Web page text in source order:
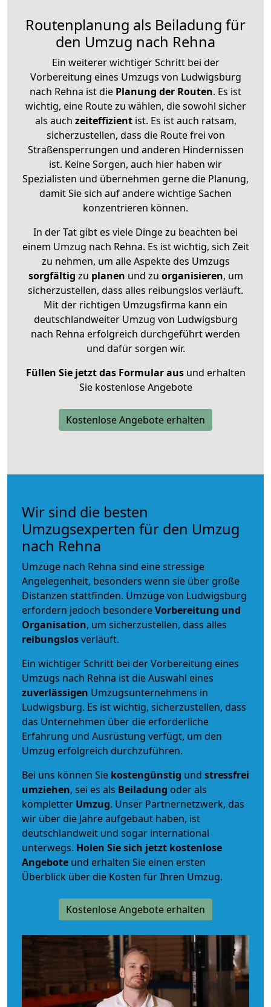
Routenplanung als Beiladung für
den Umzug nach Rehna
Ein weiterer wichtiger Schritt bei der
Vorbereitung eines Umzugs von Ludwigsburg
nach Rehna ist die Planung der Routen. Es ist
wichtig, eine Route zu wählen, die sowohl sicher
als auch zeiteffizientist. Es ist auch ratsam,
sicherzustellen, dass die Route frei von
Straßensperrungen und anderen Hindernissen
ist. Keine Sorgen, auch hier haben wir
Spezialisten und übernehmen gerne die Planung,
damit Sie sich auf andere wichtige Sachen
konzentrieren können.
In der Tat gibt es viele Dinge zu beachten bei
einem Umzug nach Rehna. Es ist wichtig, sich Zeit
zu nehmen, um alle Aspekte des Umzugs
sorgfältig zu planen und zu organisieren, um
sicherzustellen, dass alles reibungslos verläuft.
Mit der richtigen Umzugsfirma kann ein
deutschlandweiter Umzug von Ludwigsburg
nach Rehna erfolgreich durchgeführt werden
und dafür sorgen wir.
Füllen Sie jetzt das Formular ausund erhalten
Sie kostenlose Angebote
Kostenlose Angebote erhalten
Wir sind die besten
Umzugsexperten für den Umzug
nach Rehna
Umzüge nach Rehna sind eine stressige
Angelegenheit, besonders wenn sie über große
Distanzen stattfinden. Umzüge von Ludwigsburg
erfordern jedoch besondereVorbereitung und
Organisation, um sicherzustellen, dass alles
reibungslosverläuft.
Ein wichtiger Schritt bei der Vorbereitung eines
Umzugs nach Rehna ist die Auswahl eines
zuverlässigen Umzugsunternehmens in
Ludwigsburg. Es ist wichtig, sicherzustellen, dass
das Unternehmen über die erforderliche
Erfahrung und Ausrüstung verfügt, um den
Umzug erfolgreich durchzuführen.
Bei uns können Sie kostengünstig und stressfrei
umziehen, sei es als Beiladung oder als
kompletter Umzug. Unser Partnernetzwerk, das
wir über die Jahre aufgebaut haben, ist
deutschlandweit und sogar international
unterwegs. Holen Sie sich jetzt kostenlose
Angebote und erhalten Sie einen ersten
Überblick über die Kosten für Ihren Umzug.
Kostenlose Angebote erhalten